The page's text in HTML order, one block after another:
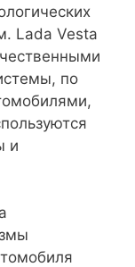
Lada Vesta
по
и